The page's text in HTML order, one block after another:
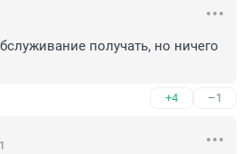
получать, но ничего
+4 –1